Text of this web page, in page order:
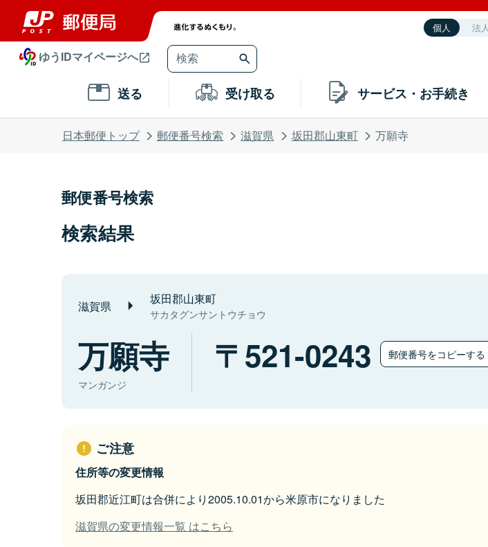
個人 法人
ゆうIDマイページへ
送る 受け取る サービス・お手続き
日本郵便トップ 郵便番号検索 滋賀県 坂田郡山東町 万願寺
郵便番号検索
検索結果
滋賀県 坂田郡山東町
サカタグンサントウチョウ
万願寺
マンガンジ
521-0243 郵便番号をコピーする
ご注意
住所等の変更情報
坂田郡近江町は合併により2005.10.01から米原市になりました
滋賀県の変更情報一覧 はこちら